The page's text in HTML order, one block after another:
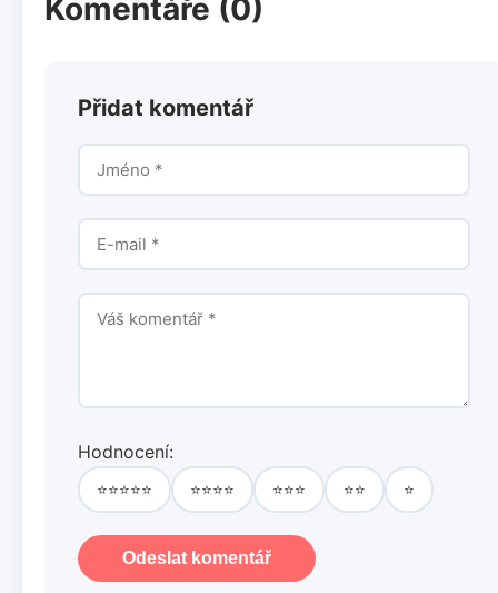
Komentáře (0)
Přidat komentář
Hodnocení:
⭐⭐⭐⭐⭐ ⭐⭐⭐⭐ ⭐⭐⭐ ⭐⭐ ⭐
Odeslat komentář